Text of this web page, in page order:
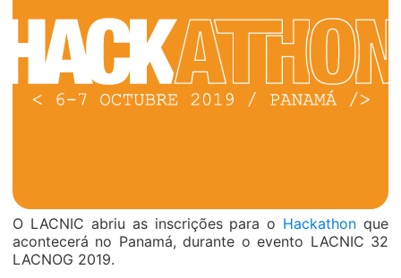
O LACNIC abriu as inscrições para o Hackathon que
acontecerá no Panamá, durante o evento LACNIC 32
LACNOG 2019.